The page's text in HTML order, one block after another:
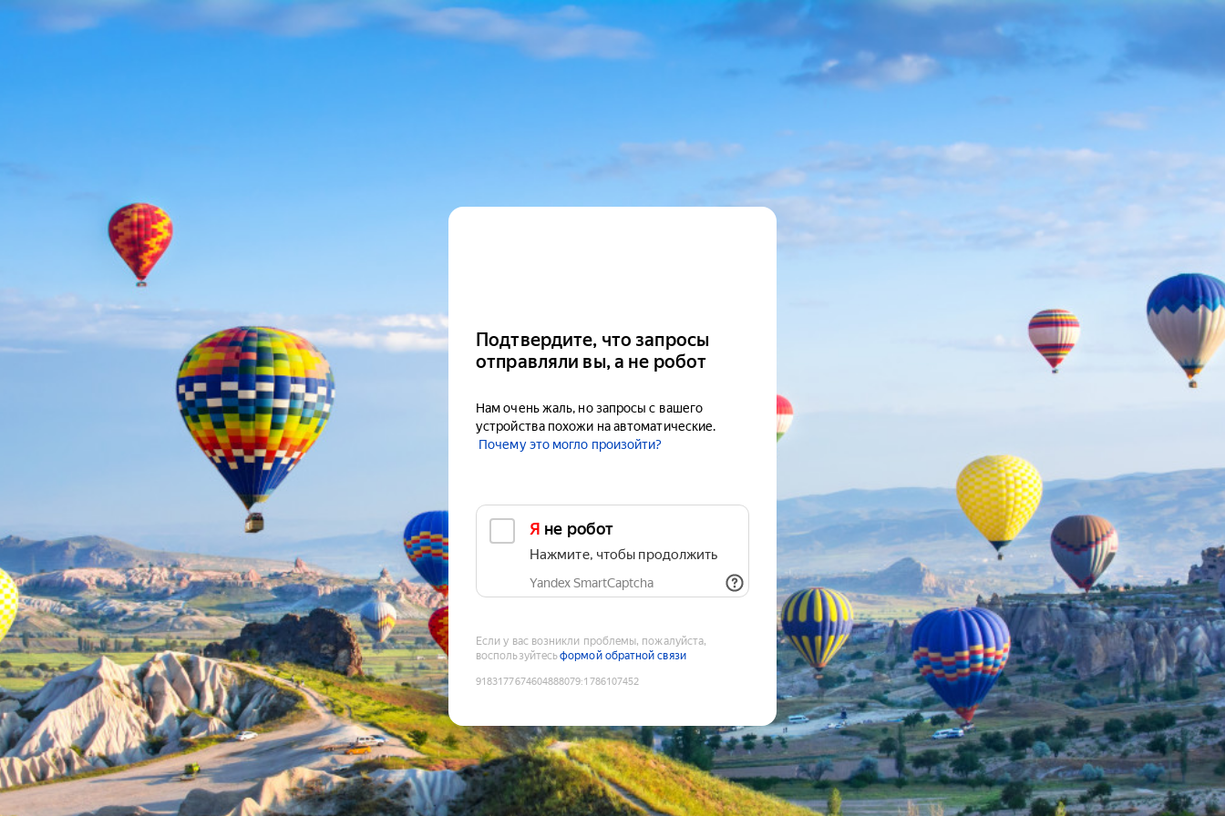
Подтвердите, что запросы
отправляли вы, а не робот
Нам очень жаль, но запросы с вашего
устройства похожи на автоматические.
Почему это могло произойти?
Я не робот
Нажмите, чтобы продолжить
Yandex SmartCaptcha
Если у вас возникли проблемы, пожалуйста,
воспользуйтесьформой обратной связи
9183177674604888079:1786107452